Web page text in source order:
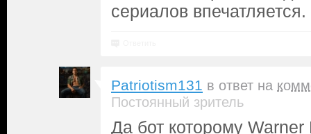
сериалов
Patriotism131 в ответ на
Постоянный зритель
Да бот которому